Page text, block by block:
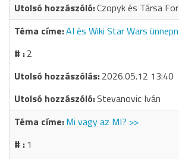
Czopyk és Társa
AI és Wiki Star Wars
2
2026.05.12 13:40
Stevanovic Iván
Mi vagy az MI? >>
1